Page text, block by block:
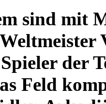
sind mit
der
Feld